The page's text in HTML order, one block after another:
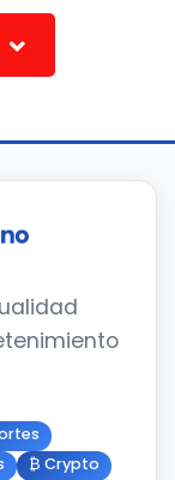
₿ Crypto